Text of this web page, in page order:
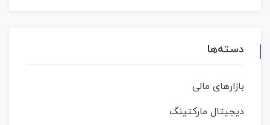
دسته‌ها
بازارهای مالی
دیجیتال مارکتینگ